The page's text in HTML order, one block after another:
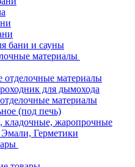
бани и сауны
материалы
материалы
для дымохода
материалы
(под печь)
кладочные, жаропрочные
Герметики